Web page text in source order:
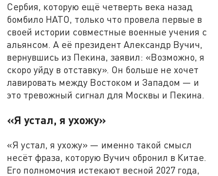
Сербия, которую ещё четверть века назад
бомбило НАТО, только что провела первые в
своей истории совместные военные учения с
альянсом. А её президент Александр Вучич,
вернувшись из Пекина, заявил: «Возможно, я
скоро уйду в отставку». Он больше не хочет
лавировать между Востоком и Западом — и
это тревожный сигнал для Москвы и Пекина.
«Я устал, я ухожу»
«Я устал, я ухожу» — именно такой смысл
несёт фраза, которую Вучич обронил в Китае.
Его полномочия истекают весной 2027 года,